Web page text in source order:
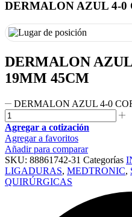
DERMALON AZUL 4-0
DERMALON
19MM 45CM
DERMALON AZUL 4-0
Agregar a cotización
Agregar a favoritos
Añadir para comparar
SKU: 88861742-31 Categorías
LIGADURAS, MEDTRONIC,
QUIRÚRGICAS